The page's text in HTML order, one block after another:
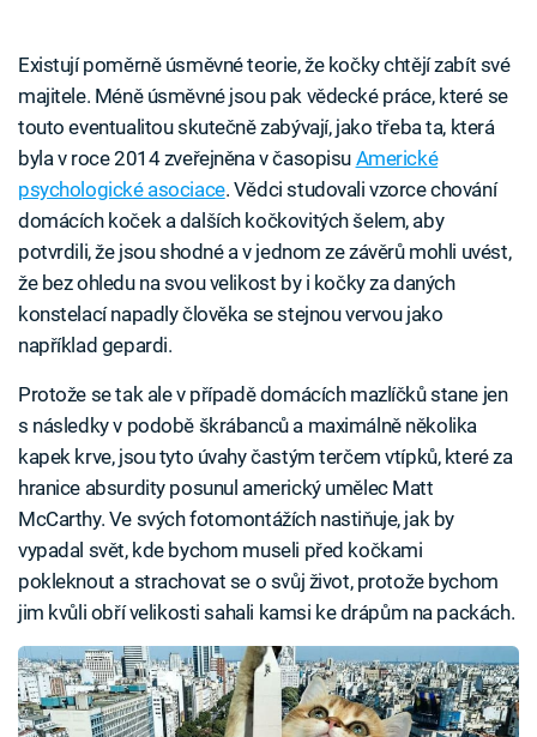
Existují poměrně úsměvné teorie, že kočky chtějí zabít své
majitele. Méně úsměvné jsou pak vědecké práce, které se
touto eventualitou skutečně zabývají, jako třeba ta, která
byla v roce 2014 zveřejněna v časopisu Americké
psychologické asociace. Vědci studovali vzorce chování
domácích koček a dalších kočkovitých šelem, aby
potvrdili, že jsou shodné a v jednom ze závěrů mohli uvést,
že bez ohledu na svou velikost by i kočky za daných
konstelací napadly člověka se stejnou vervou jako
například gepardi.
Protože se tak ale v případě domácích mazlíčků stane jen
s následky v podobě škrábanců a maximálně několika
kapek krve, jsou tyto úvahy častým terčem vtípků, které za
hranice absurdity posunul americký umělec Matt
McCarthy. Ve svých fotomontážích nastiňuje, jak by
vypadal svět, kde bychom museli před kočkami
pokleknout a strachovat se o svůj život, protože bychom
jim kvůli obří velikosti sahali kamsi ke drápům na packách.